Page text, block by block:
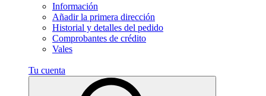
Información
Añadir la primera dirección
Historial y detalles del pedido
Comprobantes de crédito
Vales
Tu cuenta